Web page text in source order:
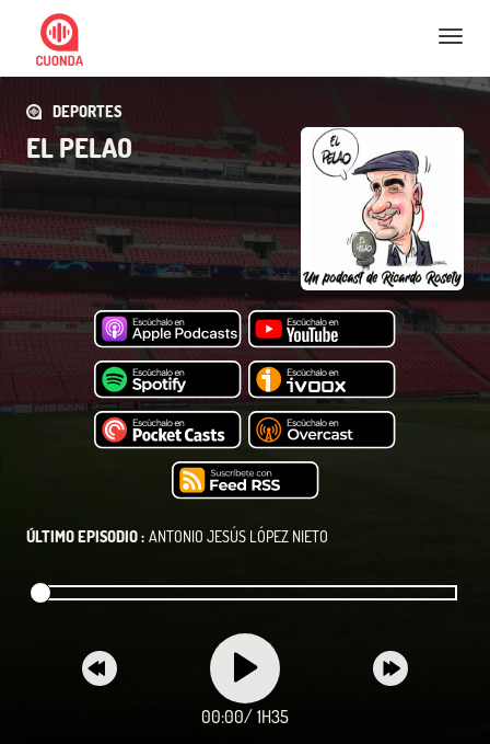
Nav
DEPORTES
EL PELAO
ÚLTIMO EPISODIO : ANTONIO JESÚS LÓPEZ NIETO
00:00/ 1H35